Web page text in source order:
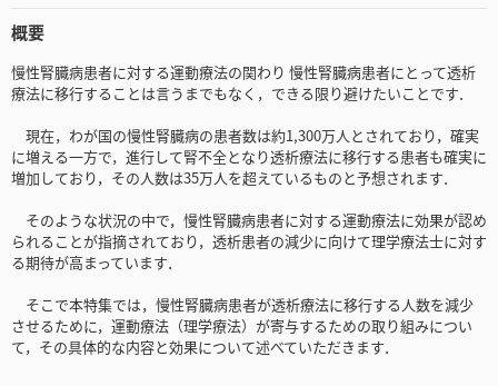
概要
慢性腎臓病患者に対する運動療法の関わり 慢性腎臓病患者にとって透析
療法に移行することは言うまでもなく，できる限り避けたいことです．
現在，わが国の慢性腎臓病の患者数は約1,300万人とされており，確実
に増える一方で，進行して腎不全となり透析療法に移行する患者も確実に
増加しており，その人数は35万人を超えているものと予想されます．
そのような状況の中で，慢性腎臓病患者に対する運動療法に効果が認め
られることが指摘されており，透析患者の減少に向けて理学療法士に対す
る期待が高まっています．
そこで本特集では，慢性腎臓病患者が透析療法に移行する人数を減少
させるために，運動療法（理学療法）が寄与するための取り組みについ
て，その具体的な内容と効果について述べていただきます．